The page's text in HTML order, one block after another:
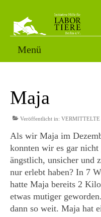
Menü
SORGENFÄLLE
PATENSCHAFT
AKTUELLES
FOTOS
NACH DEM LABOR
ÜBER UNS
Maja
Veröffentlicht in: VERMITTELTE
Als wir Maja im
konnten wir es gar nicht
ängstlich, unsicher und
nur erlebt haben? In 7
hatte Maja bereits 2
etwas mutiger
dann so weit. Maja hat